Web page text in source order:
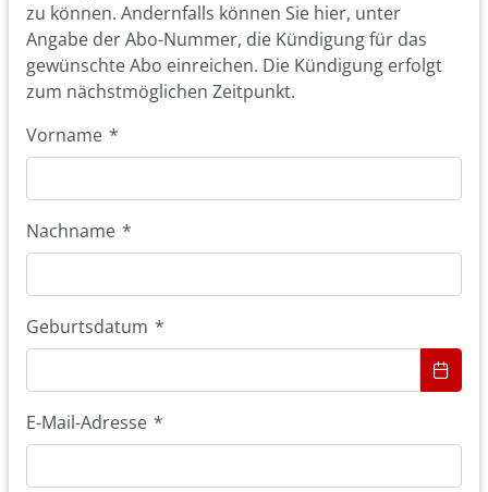
zu können. Andernfalls können Sie hier, unter
Angabe der Abo-Nummer, die Kündigung für das
gewünschte Abo einreichen. Die Kündigung erfolgt
zum nächstmöglichen Zeitpunkt.
Vorname *
Nachname *
Geburtsdatum *
E-Mail-Adresse *